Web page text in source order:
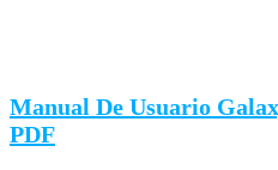
Manual De Usuario
PDF